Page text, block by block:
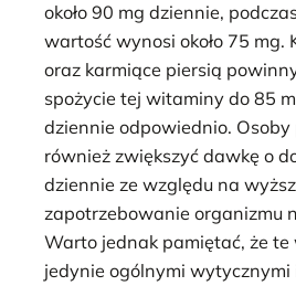
około 90 mg dziennie,
wartość wynosi około 75 mg.
oraz karmiące piersią
spożycie tej witaminy do 85
dziennie odpowiednio.
również zwiększyć dawkę o
dziennie ze względu na
zapotrzebowanie organizmu
Warto jednak pamiętać, że te
jedynie ogólnymi wytycznymi